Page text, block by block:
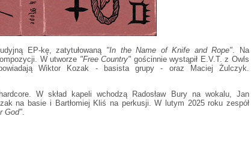
EP-kę, zatytułowaną "In the Name of Knife and Rope" . Na
W utworze "Free Country" gościnnie wystąpił E.V.T. z Owls
Wiktor Kozak - basista grupy - oraz Maciej Żulczyk.
W skład kapeli wchodzą Radosław Bury na wokalu, Jan
na basie i Bartłomiej Kliś na perkusji. W lutym 2025 roku zespół
God"